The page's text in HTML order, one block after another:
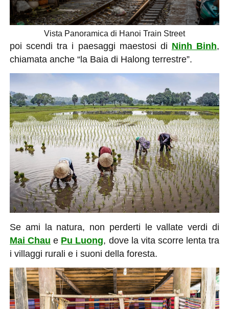
Vista Panoramica di Hanoi Train Street
poi scendi tra i paesaggi maestosi di Ninh Binh,
chiamata anche “la Baia di Halong terrestre”.
Se ami la natura, non perderti le vallate verdi di
Mai Chau e Pu Luong, dove la vita scorre lenta tra
i villaggi rurali e i suoni della foresta.